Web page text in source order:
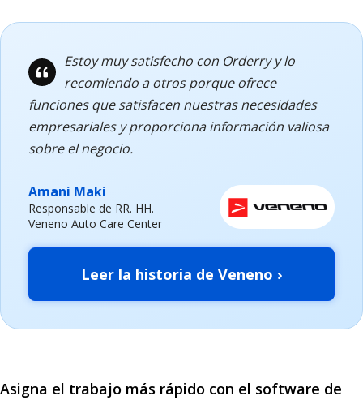
Estoy muy satisfecho con Orderry y lo
recomiendo a otros porque ofrece
funciones que satisfacen nuestras necesidades
empresariales y proporciona información valiosa
sobre el negocio.
Amani Maki
Responsable de RR. HH.
Veneno Auto Care Center
Leer la historia de Veneno ›
Asigna el trabajo más rápido con el software de